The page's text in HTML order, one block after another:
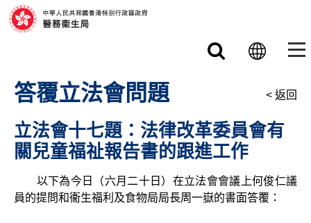
跳至主要內容
答覆立法會問題
立法會十七題：法律改革委員會有
關兒童福祉報告書的跟進工作
< 返回
以下為今日（六月二十日）在立法會會議上何俊仁議
員的提問和衞生福利及食物局局長周一嶽的書面答覆：